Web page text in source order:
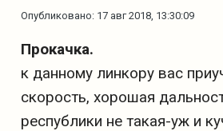
Опубликовано: 17 авг 2018, 13:30:09
Прокачка.
к данному линкору вас
скорость, хорошая
республики не такая-уж и